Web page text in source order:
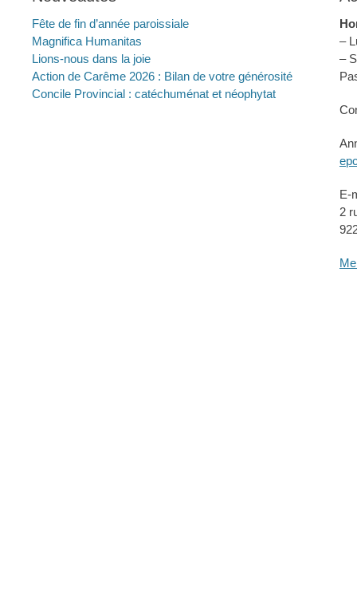
Fête de fin d’année paroissiale
Magnifica Humanitas
Lions-nous dans la joie
Action de Carême 2026 : Bilan de votre générosité
Concile Provincial : catéchuménat et néophytat
–
–
E-
2